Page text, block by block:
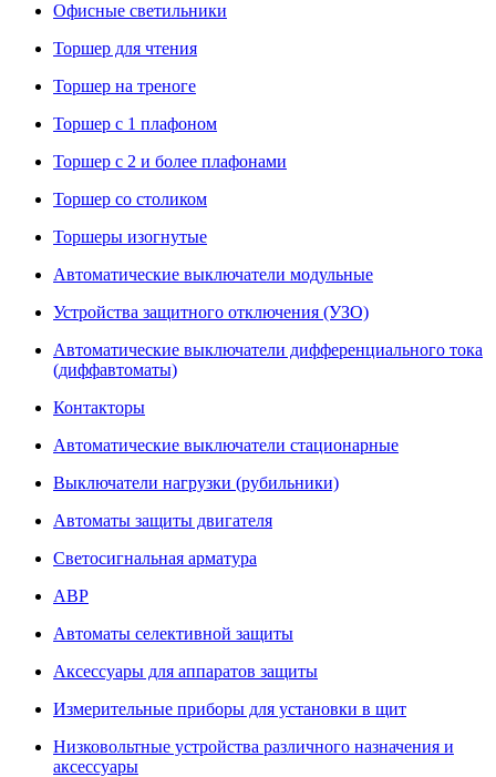
Офисные светильники
Торшер для чтения
Торшер на треноге
Торшер с 1 плафоном
Торшер с 2 и более плафонами
Торшер со столиком
Торшеры изогнутые
Автоматические выключатели модульные
Устройства защитного отключения (УЗО)
Автоматические выключатели дифференциального тока
(диффавтоматы)
Контакторы
Автоматические выключатели стационарные
Выключатели нагрузки (рубильники)
Автоматы защиты двигателя
Светосигнальная арматура
АВР
Автоматы селективной защиты
Аксессуары для аппаратов защиты
Измерительные приборы для установки в щит
Низковольтные устройства различного назначения и
аксессуары